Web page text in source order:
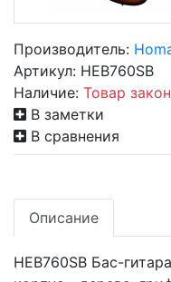
Производитель:
Артикул: HEB760SB
Наличие: Товар
В заметки
В сравнения
Описание
HEB760SB Бас-